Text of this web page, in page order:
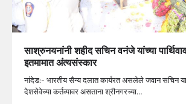
साश्रुनयनांनी शहीद सचिन वनंजे यांच्या
इतमामात अंत्यसंस्कार
नांदेड:- भारतीय सैन्य दलात कार्यरत असलेले जवान सचिन
देशसेवेच्या कर्तव्यावर असताना श्रीनगरच्या…